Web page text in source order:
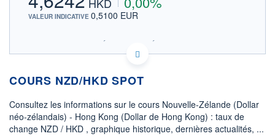
VALEUR INDICATIVE 0,5100 EUR
SIX - FOREX 2 DONNÉES TEMPS RÉEL
Politique d'exécution
4,60
4,62
COURS NZD/HKD SPOT
Consultez les informations sur le cours Nouvelle-Zélande (Dollar
néo-zélandais) - Hong Kong (Dollar de Hong Kong) : taux de
change NZD / HKD , graphique historique, dernières actualités, ...